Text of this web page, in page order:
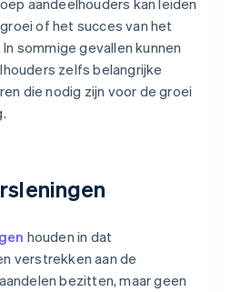
aandeelhouders kan leiden
of het succes van het
sommige gevallen kunnen
zelfs belangrijke
die nodig zijn voor de groei
houden in dat
verstrekken aan de
bezitten, maar geen